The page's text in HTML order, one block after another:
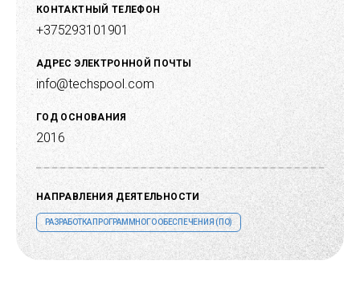
КОНТАКТНЫЙ ТЕЛЕФОН
+375293101901
АДРЕС ЭЛЕКТРОННОЙ ПОЧТЫ
info@techspool.com
ГОД ОСНОВАНИЯ
2016
НАПРАВЛЕНИЯ ДЕЯТЕЛЬНОСТИ
РАЗРАБОТКА ПРОГРАММНОГО ОБЕСПЕЧЕНИЯ (ПО)